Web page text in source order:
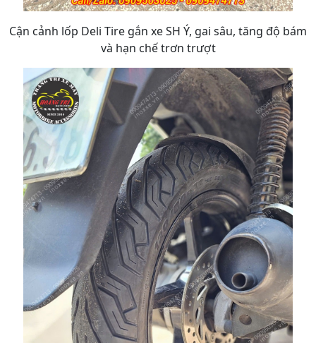
Cận cảnh lốp Deli Tire gắn xe SH Ý, gai sâu, tăng độ bám
và hạn chế trơn trượt